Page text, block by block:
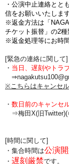
・公演中止連絡とと
信をお願いいたします
※返金方法は「
チケット振替」の2種
※返金処理等にお時
[緊急の連絡に関して]
・ 当日、遅刻やトラ
※こちらはキャンセ
・ 数日前のキャンセ
⇒梅田X(旧Twitter)(
[時間に関して]
・集合時間は公演
・ 遅刻厳禁です。